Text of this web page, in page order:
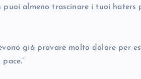
puoi almeno trascinare i tuoi
già provare molto dolore per